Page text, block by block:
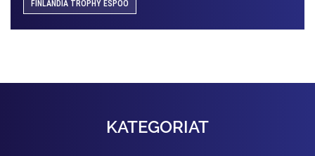
FINLANDIA TROPHY ESPOO
KATEGORIAT